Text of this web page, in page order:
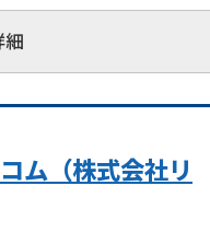
細
能
レスポンスが早い
可
ム（株式会社リ